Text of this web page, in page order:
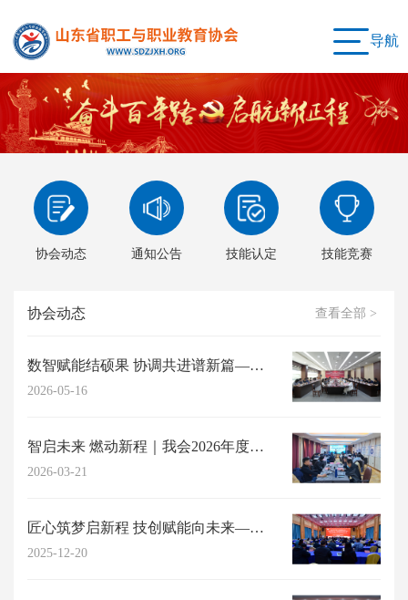
导航
协会动态 通知公告 技能认定 技能竞赛
协会动态 查看全部 >
数智赋能结硕果 协调共进谱新篇——我会2026年度高阶能力提升研习工作坊圆满...
2026-05-16
智启未来 燃动新程｜我会2026年度高阶能力提升研习工作坊成功举办
2026-03-21
匠心筑梦启新程 技创赋能向未来——山东省职工与职业教育协会2025年年会在济...
2025-12-20